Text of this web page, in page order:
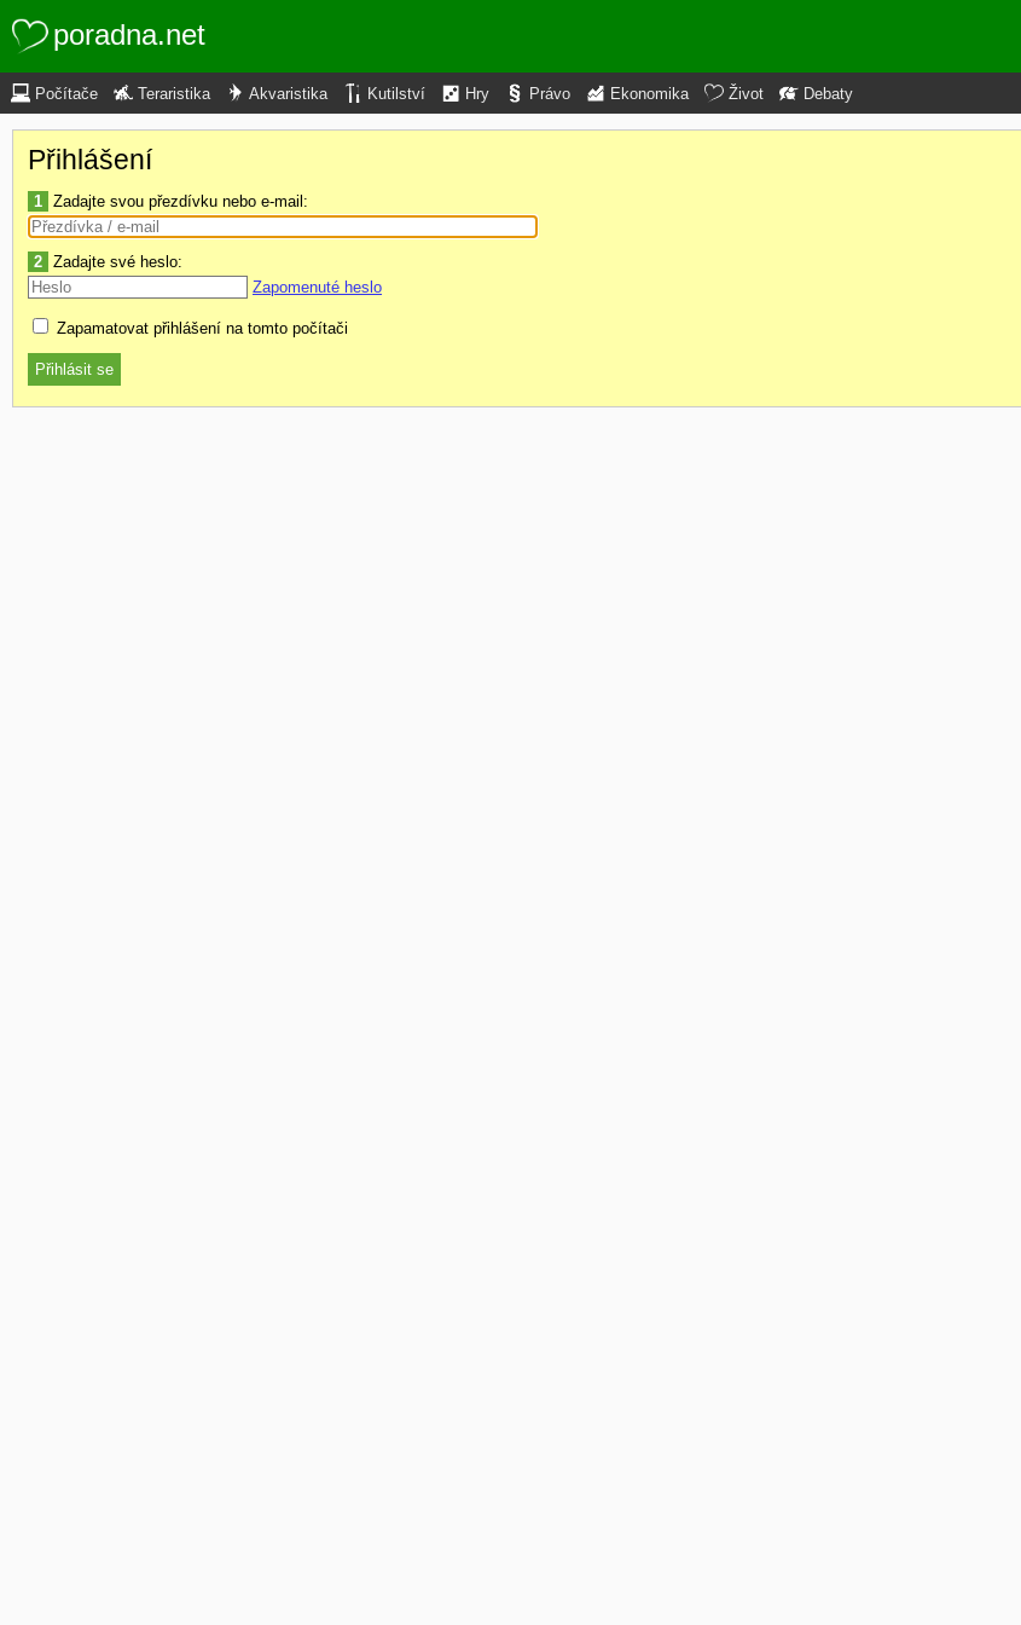
poradna.net
Počítače Teraristika Akvaristika Kutilství Hry Právo Ekonomika Život Debaty
Přihlášení
1 Zadajte svou přezdívku nebo e-mail:
2 Zadajte své heslo:
Zapomenuté heslo
Zapamatovat přihlášení na tomto počítači